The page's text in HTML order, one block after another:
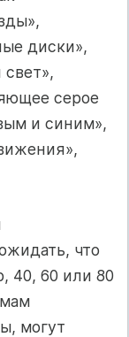
диски»,
серое
и синим»,
что
40, 60 или 80
могут